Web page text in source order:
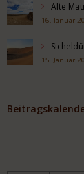
Alte
16. Januar
15. Januar